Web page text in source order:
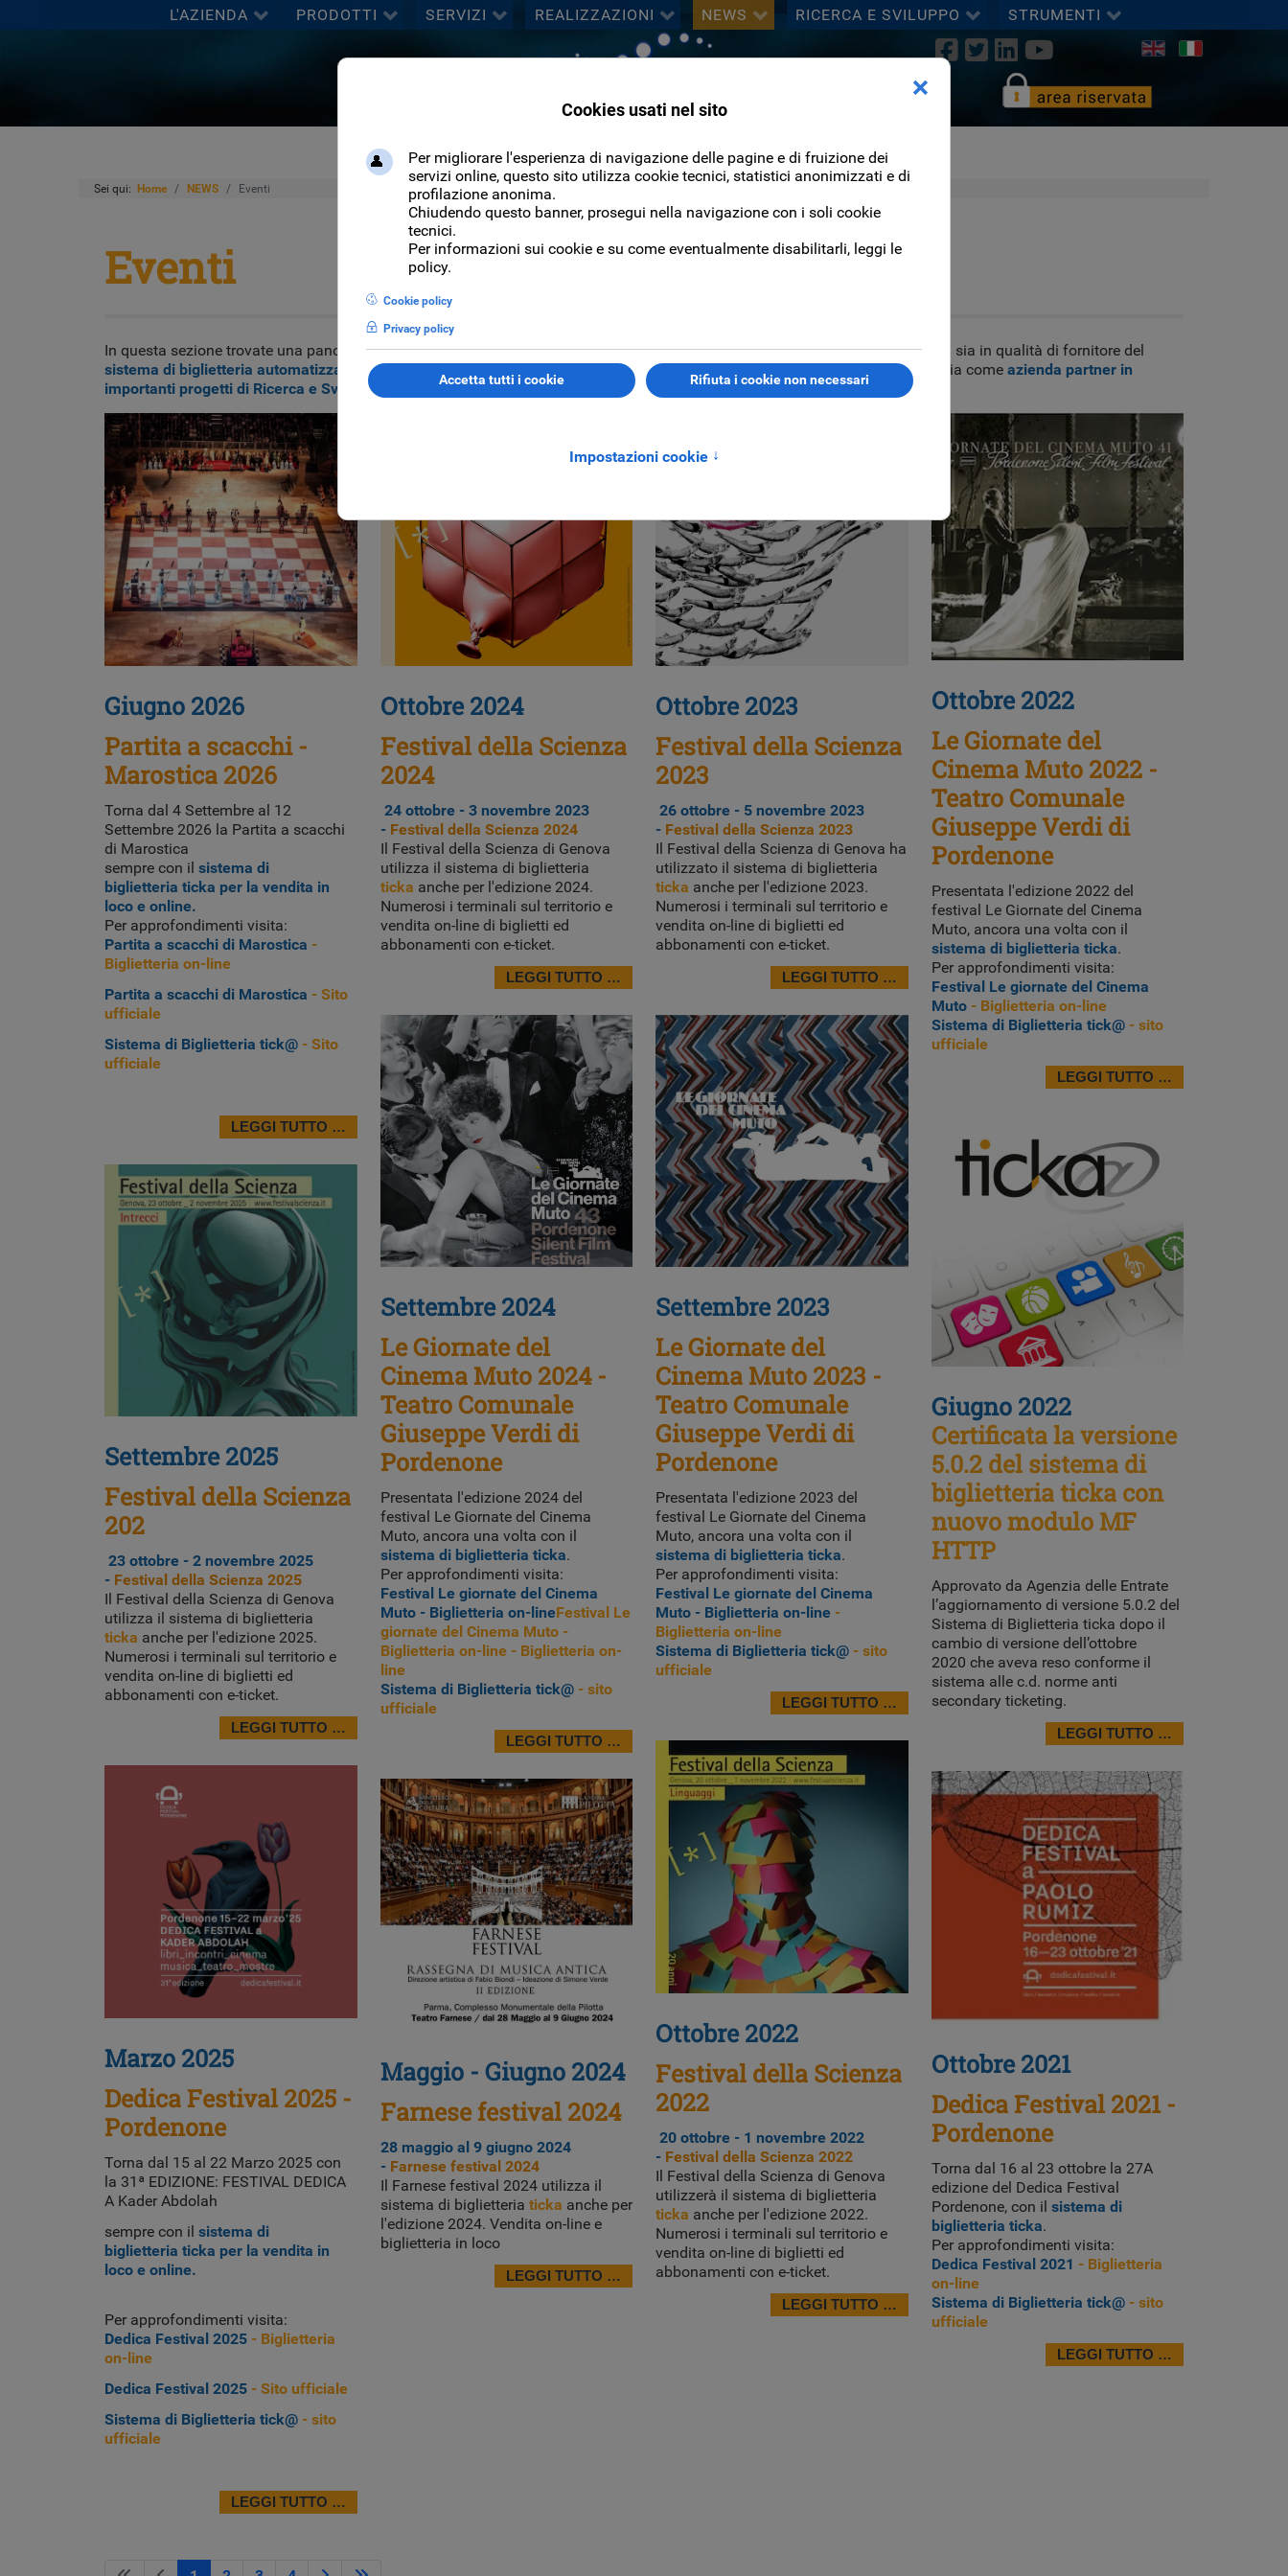
L'AZIENDA PRODOTTI SERVIZI REALIZZAZIONI NEWS RICERCA E SVILUPPO
STRUMENTI
Seleziona la tua lingua
CERCA
Sei qui: Home NEWS Eventi
Eventi
In questa sezione trovate una panoramica dei principali eventi che hanno visto la partecipazione diPlaNetSistemi Informatici sia in qualità di fornitore del
sistema di biglietteria automatizzata (tick@)
software di gestione di internet point (IPpoint) o di altri prodotti software sia come azienda partner in
importanti progetti di Ricerca e Sviluppo e relativa disseminazione dei risultati.
Giugno 2026
Partita a scacchi -
Marostica 2026
Torna dal 4 Settembre al 12
Settembre 2026 la Partita a scacchi
di Marostica
sempre con il sistema di
biglietteria ticka per la vendita in
loco e online.
Per approfondimenti visita:
Partita a scacchi di Marostica -
Biglietteria on-line
Partita a scacchi di Marostica - Sito
ufficiale
Sistema di Biglietteria tick@ - Sito
ufficiale
LEGGI TUTTO …
Settembre 2025
Festival della Scienza
202
23 ottobre - 2 novembre 2025
- Festival della Scienza 2025
Il Festival della Scienza di Genova
utilizza il sistema di biglietteria
ticka anche per l'edizione 2025.
Numerosi i terminali sul territorio e
vendita on-line di biglietti ed
abbonamenti con e-ticket.
LEGGI TUTTO …
Marzo 2025
Dedica Festival 2025 -
Pordenone
Torna dal 15 al 22 Marzo 2025 con
la 31ª EDIZIONE: FESTIVAL DEDICA
A Kader Abdolah
sempre con il sistema di
biglietteria ticka per la vendita in
loco e online.
Per approfondimenti visita:
Dedica Festival 2025 - Biglietteria
on-line
Dedica Festival 2025 - Sito ufficiale
Sistema di Biglietteria tick@ - sito
ufficiale
LEGGI TUTTO …
Ottobre 2024
Festival della Scienza
2024
24 ottobre - 3 novembre 2023
- Festival della Scienza 2024
Il Festival della Scienza di Genova
utilizza il sistema di biglietteria
ticka anche per l'edizione 2024.
Numerosi i terminali sul territorio e
vendita on-line di biglietti ed
abbonamenti con e-ticket.
LEGGI TUTTO …
Settembre 2024
Le Giornate del
Cinema Muto 2024 -
Teatro Comunale
Giuseppe Verdi di
Pordenone
Presentata l'edizione 2024 del
festival Le Giornate del Cinema
Muto, ancora una volta con il
sistema di biglietteria ticka.
Per approfondimenti visita:
Festival Le giornate del Cinema
Muto - Biglietteria on-lineFestival Le
giornate del Cinema Muto -
Biglietteria on-line - Biglietteria on-
line
Sistema di Biglietteria tick@- sito
ufficiale
LEGGI TUTTO …
Maggio - Giugno 2024
Farnese festival 2024
28 maggio al 9 giugno 2024
- Farnese festival 2024
Il Farnese festival 2024 utilizza il
sistema di biglietteria ticka anche per
l'edizione 2024. Vendita on-line e
biglietteria in loco
LEGGI TUTTO …
Ottobre 2023
Festival della Scienza
2023
26 ottobre - 5 novembre 2023
- Festival della Scienza 2023
Il Festival della Scienza di Genova ha
utilizzato il sistema di biglietteria
ticka anche per l'edizione 2023.
Numerosi i terminali sul territorio e
vendita on-line di biglietti ed
abbonamenti con e-ticket.
LEGGI TUTTO …
Settembre 2023
Le Giornate del
Cinema Muto 2023 -
Teatro Comunale
Giuseppe Verdi di
Pordenone
Presentata l'edizione 2023 del
festival Le Giornate del Cinema
Muto, ancora una volta con il
sistema di biglietteria ticka.
Per approfondimenti visita:
Festival Le giornate del Cinema
Muto - Biglietteria on-line -
Biglietteria on-line
Sistema di Biglietteria tick@ - sito
ufficiale
LEGGI TUTTO …
Ottobre 2022
Festival della Scienza
2022
20 ottobre - 1 novembre 2022
- Festival della Scienza 2022
Il Festival della Scienza di Genova
utilizzerà il sistema di biglietteria
ticka anche per l'edizione 2022.
Numerosi i terminali sul territorio e
vendita on-line di biglietti ed
abbonamenti con e-ticket.
LEGGI TUTTO …
Ottobre 2022
Le Giornate del
Cinema Muto 2022 -
Teatro Comunale
Giuseppe Verdi di
Pordenone
Presentata l'edizione 2022 del
festival Le Giornate del Cinema
Muto, ancora una volta con il
sistema di biglietteria ticka.
Per approfondimenti visita:
Festival Le giornate del Cinema
Muto- Biglietteria on-line
Sistema di Biglietteria tick@- sito
ufficiale
LEGGI TUTTO …
Giugno 2022
Certificata la versione
5.0.2 del sistema di
biglietteria ticka con
nuovo modulo MF
HTTP
Approvato da Agenzia delle Entrate
l’aggiornamento di versione 5.0.2 del
Sistema di Biglietteria ticka dopo il
cambio di versione dell’ottobre
2020 che aveva reso conforme il
sistema alle c.d. norme anti
secondary ticketing.
LEGGI TUTTO …
Ottobre 2021
Dedica Festival 2021 -
Pordenone
Torna dal 16 al 23 ottobre la 27A
edizione del Dedica Festival
Pordenone, con il sistema di
biglietteria ticka.
Per approfondimenti visita:
Dedica Festival 2021 - Biglietteria
on-line
Sistema di Biglietteria tick@- sito
ufficiale
LEGGI TUTTO …